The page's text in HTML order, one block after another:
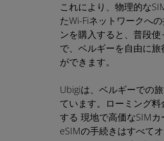
これにより、物理的な
たWi-Fiネットワークへ
ンを購入すると、普段
で、ベルギーを自由に
ができます。
Ubigiは、ベルギーでの
ています。ローミング
する 現地で高価なSIM
eSIMの手続きはすべて